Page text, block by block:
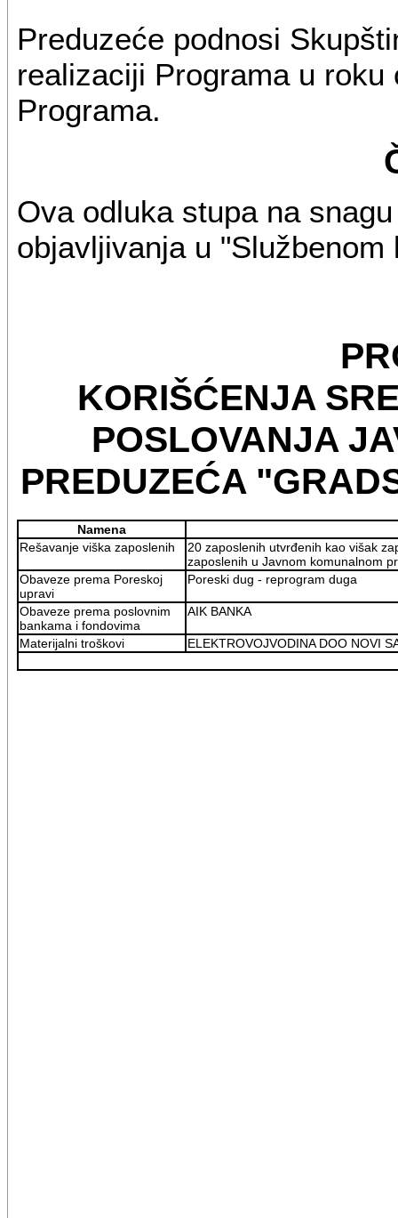
Preduzeće podnosi
realizaciji Programa u
Programa.
Ova odluka stupa na
objavljivanja u
KORIŠĆENJA
POSLOVANJA
PREDUZEĆA
Namena
Rešavanje viška zaposlenih
20 zaposlenih utvrđenih kao višak
zaposlenih u Javnom komunalnom
Obaveze prema Poreskoj
upravi
Poreski dug - reprogram duga
Obaveze prema poslovnim
bankama i fondovima
AIK BANKA
Materijalni troškovi ELEKTROVOJVODINA DOO NOVI